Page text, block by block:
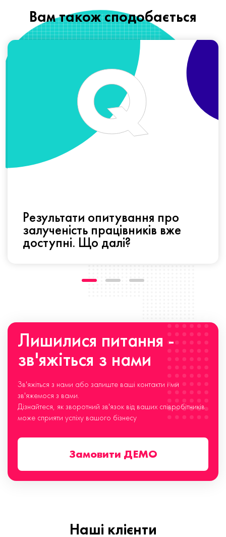
Вам також сподобається
Результати опитування про
залученість працівників вже
доступні. Що далі?
Лишилися питання -
зв'яжіться з нами
Зв'яжіться з нами або залиште ваші контакти і ми
зв'яжемося з вами.
Дізнайтеся, як зворотний зв'язок від ваших співробітників
може сприяти успіху вашого бізнесу
Замовити ДЕМО
Наші клієнти